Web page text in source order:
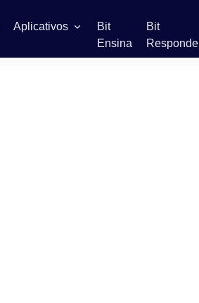
Aplicativos
Bit
Ensina
Bit
Responde